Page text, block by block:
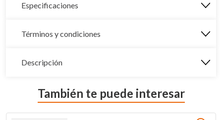
Especificaciones
Términos y condiciones
Descripción
También te puede interesar